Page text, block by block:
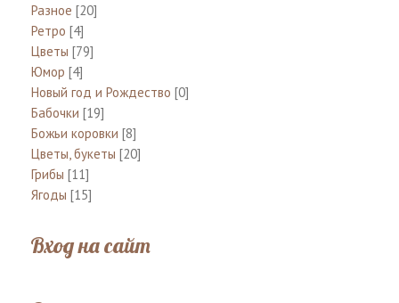
Разное [20]
Ретро [4]
Цветы [79]
Юмор [4]
Новый год и Рождество [0]
Бабочки [19]
Божьи коровки [8]
Цветы, букеты [20]
Грибы [11]
Ягоды [15]
Вход на сайт